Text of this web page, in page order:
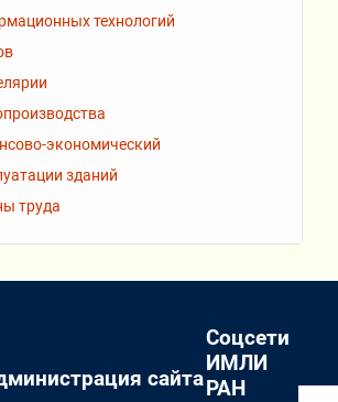
технологий
экономический
зданий
труда
сайта
Соцсети
ИМЛИ
РАН